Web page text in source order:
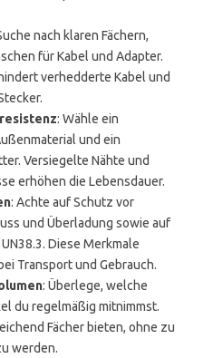
nach klaren Fächern,
für Kabel und Adapter.
verhedderte Kabel und
: Wähle ein
und ein
Versiegelte Nähte und
erhöhen die Lebensdauer.
: Achte auf Schutz vor
und Überladung sowie auf
Diese Merkmale
Transport und Gebrauch.
: Überlege, welche
du regelmäßig mitnimmst.
Fächer bieten, ohne zu
werden.